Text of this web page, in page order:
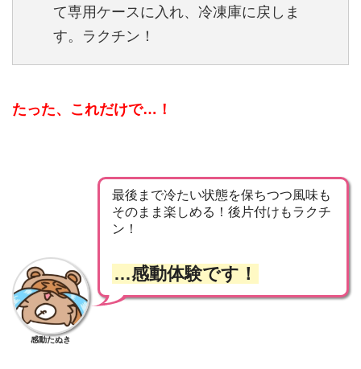
て専用ケースに入れ、冷凍庫に戻しま
す。ラクチン！
たった、これだけで…！
感動たぬき
最後まで冷たい状態を保ちつつ風味も
そのまま楽しめる！後片付けもラクチ
ン！
…感動体験です！